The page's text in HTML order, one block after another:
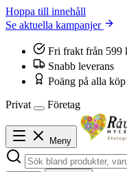
Hoppa till innehåll
Se aktuella kampanjer
Fri frakt från 599
Snabb leverans
Poäng på alla köp
Privat
Företag
Meny